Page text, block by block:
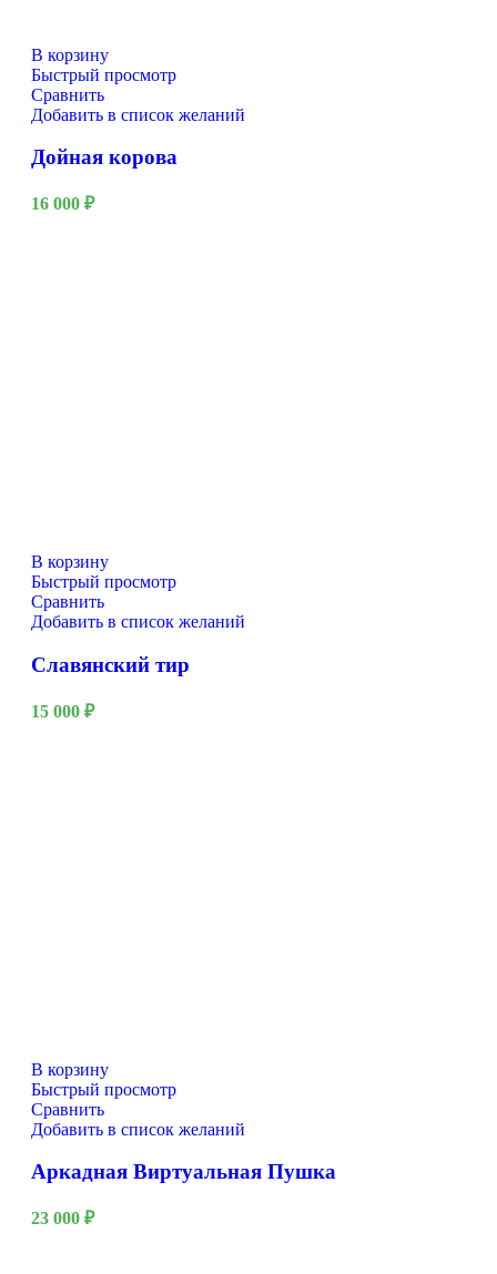
В корзину
Быстрый просмотр
Сравнить
Добавить в список желаний
Дойная корова
16 000 ₽
В корзину
Быстрый просмотр
Сравнить
Добавить в список желаний
Славянский тир
15 000 ₽
В корзину
Быстрый просмотр
Сравнить
Добавить в список желаний
Аркадная Виртуальная Пушка
23 000 ₽